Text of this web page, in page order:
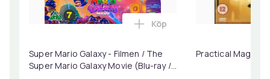
Super Mario Galaxy - Filmen / The
Super Mario Galaxy Movie (Blu-ray /
Lägg till Super Mario
Köp
Practical Magic